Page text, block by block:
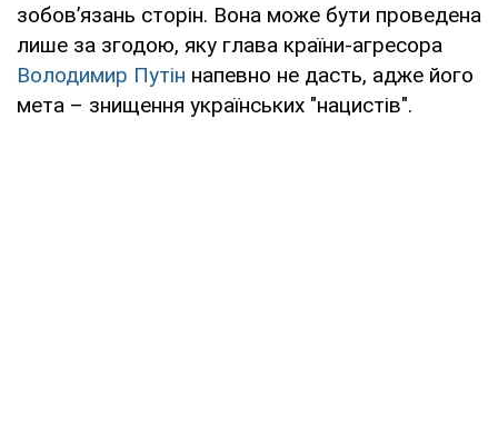
зобов’язань сторін. Вона може бути проведена
лише за згодою, яку глава країни-агресора
Володимир Путін напевно не дасть, адже його
мета – знищення українських "нацистів".